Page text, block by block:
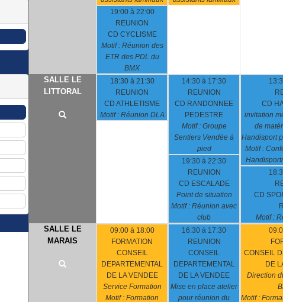
19:00 à 22:00
REUNION
CD CYCLISME
Motif : Réunion des
ETR des PDL du
BMX
SALLE LE
LITTORAL
18:30 à 21:30
REUNION
CD ATHLETISME
Motif : Réunion DLA
14:30 à 17:30
REUNION
CD RANDONNEE
PEDESTRE
Motif : Groupe
Sentiers Vendée à
pied
19:30 à 22:30
REUNION
CD ESCALADE
Point de situation
Motif : Réunion avec
club
CD
invitation
de
Handisport
Motif :
CD
Motif :
SALLE LE
MARAIS
09:00 à 18:00
FORMATION
CONSEIL
DEPARTEMENTAL
DE LA VENDEE
Service Formation
Motif : Formation
16:30 à 17:30
REUNION
CONSEIL
DEPARTEMENTAL
DE LA VENDEE
Mise en place atelier
pour réunion du
CONSEIL
DE
Direction
Motif :